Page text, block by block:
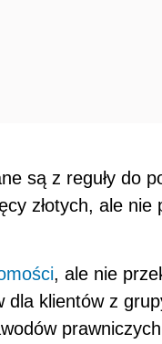
są z reguły do
złotych, ale nie
, ale nie
dla klientów z